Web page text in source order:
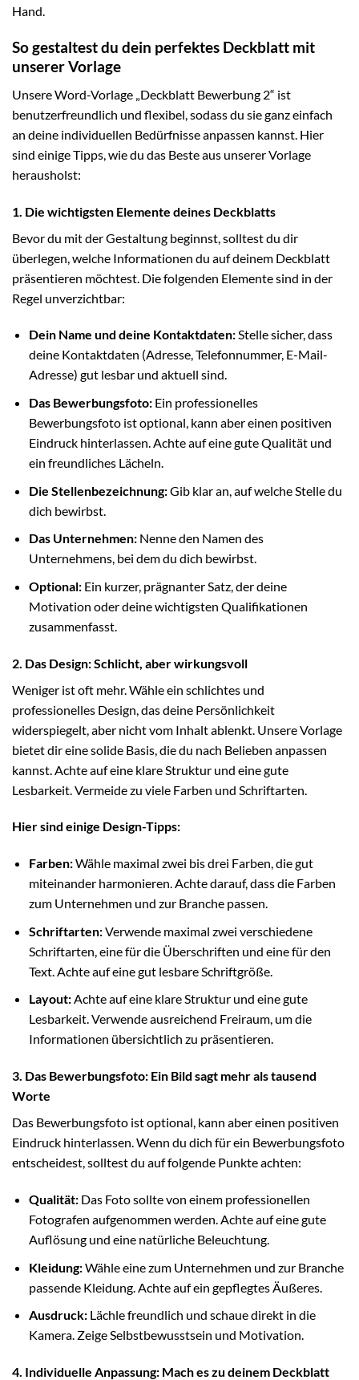
Hand.
So gestaltest du dein perfektes Deckblatt mit
unserer Vorlage
Unsere Word-Vorlage „Deckblatt Bewerbung 2“ ist
benutzerfreundlich und flexibel, sodass du sie ganz einfach
an deine individuellen Bedürfnisse anpassen kannst. Hier
sind einige Tipps, wie du das Beste aus unserer Vorlage
herausholst:
1. Die wichtigsten Elemente deines Deckblatts
Bevor du mit der Gestaltung beginnst, solltest du dir
überlegen, welche Informationen du auf deinem Deckblatt
präsentieren möchtest. Die folgenden Elemente sind in der
Regel unverzichtbar:
Dein Name und deine Kontaktdaten:Stelle sicher, dass
deine Kontaktdaten (Adresse, Telefonnummer, E-Mail-
Adresse) gut lesbar und aktuell sind.
Das Bewerbungsfoto:Ein professionelles
Bewerbungsfoto ist optional, kann aber einen positiven
Eindruck hinterlassen. Achte auf eine gute Qualität und
ein freundliches Lächeln.
Die Stellenbezeichnung:Gib klar an, auf welche Stelle du
dich bewirbst.
Das Unternehmen:Nenne den Namen des
Unternehmens, bei dem du dich bewirbst.
Optional:Ein kurzer, prägnanter Satz, der deine
Motivation oder deine wichtigsten Qualifikationen
zusammenfasst.
2. Das Design: Schlicht, aber wirkungsvoll
Weniger ist oft mehr. Wähle ein schlichtes und
professionelles Design, das deine Persönlichkeit
widerspiegelt, aber nicht vom Inhalt ablenkt. Unsere Vorlage
bietet dir eine solide Basis, die du nach Belieben anpassen
kannst. Achte auf eine klare Struktur und eine gute
Lesbarkeit. Vermeide zu viele Farben und Schriftarten.
Hier sind einige Design-Tipps:
Farben:Wähle maximal zwei bis drei Farben, die gut
miteinander harmonieren. Achte darauf, dass die Farben
zum Unternehmen und zur Branche passen.
Schriftarten:Verwende maximal zwei verschiedene
Schriftarten, eine für die Überschriften und eine für den
Text. Achte auf eine gut lesbare Schriftgröße.
Layout:Achte auf eine klare Struktur und eine gute
Lesbarkeit. Verwende ausreichend Freiraum, um die
Informationen übersichtlich zu präsentieren.
3. Das Bewerbungsfoto: Ein Bild sagt mehr als tausend
Worte
Das Bewerbungsfoto ist optional, kann aber einen positiven
Eindruck hinterlassen. Wenn du dich für ein Bewerbungsfoto
entscheidest, solltest du auf folgende Punkte achten:
Qualität:Das Foto sollte von einem professionellen
Fotografen aufgenommen werden. Achte auf eine gute
Auflösung und eine natürliche Beleuchtung.
Kleidung:Wähle eine zum Unternehmen und zur Branche
passende Kleidung. Achte auf ein gepflegtes Äußeres.
Ausdruck:Lächle freundlich und schaue direkt in die
Kamera. Zeige Selbstbewusstsein und Motivation.
4. Individuelle Anpassung: Mach es zu deinem Deckblatt